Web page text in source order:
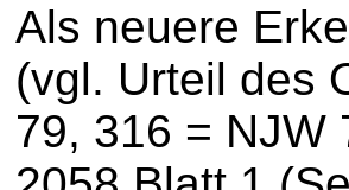
Als neuere
(vgl. Urteil des
79, 316 = NJW